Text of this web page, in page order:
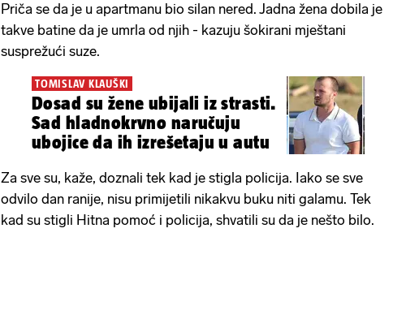
Priča se da je u apartmanu bio silan nered. Jadna žena dobila je
takve batine da je umrla od njih - kazuju šokirani mještani
susprežući suze.
TOMISLAV KLAUŠKI
Dosad su žene ubijali iz strasti.
Sad hladnokrvno naručuju
ubojice da ih izrešetaju u autu
Za sve su, kaže, doznali tek kad je stigla policija. Iako se sve
odvilo dan ranije, nisu primijetili nikakvu buku niti galamu. Tek
kad su stigli Hitna pomoć i policija, shvatili su da je nešto bilo.